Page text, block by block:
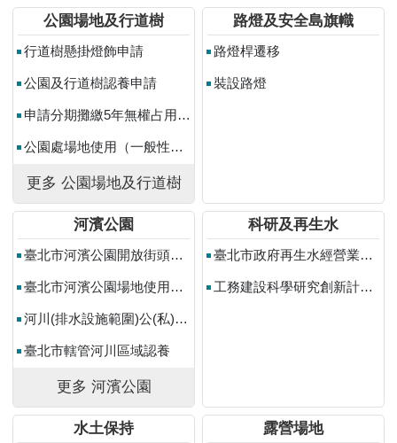
常
見
問
答
雙
詞
陳
系
政
府
網
料
公園場地及行道樹
行道樹懸掛燈飾申請
公園及行道樹認養申請
申請分期攤繳5年無權占用使用補償金
公園處場地使用（一般性活動）
更多 公園場地及行道樹
路燈及安全島旗幟
路燈桿遷移
裝設路燈
河濱公園
臺北市河濱公園開放街頭藝人展演場地使用登記申請
臺北市河濱公園場地使用申請(營利性及非營利性活動)
河川(排水設施範圍)公(私)地一般使用申請
臺北市轄管河川區域認養
更多 河濱公園
科研及再生水
臺北市政府再生水經營業籌設許可審查
工務建設科學研究創新計畫補助
水土保持 露營場地